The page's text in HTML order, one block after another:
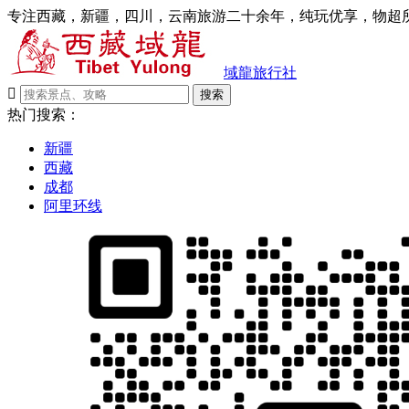
专注西藏，新疆，四川，云南旅游二十余年，纯玩优享，物超
域龍旅行社

搜索
热门搜索：
新疆
西藏
成都
阿里环线